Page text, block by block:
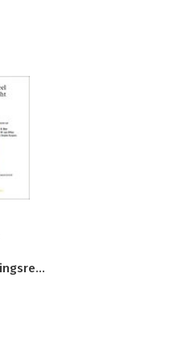
ondernemingsrecht